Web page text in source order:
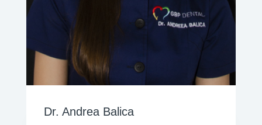
Dr. Andrea Balica